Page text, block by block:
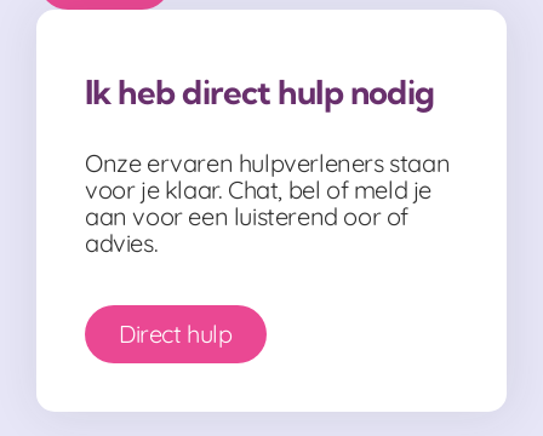
Ik heb direct hulp nodig
Onze ervaren hulpverleners staan
voor je klaar. Chat, bel of meld je
aan voor een luisterend oor of
advies.
Direct hulp